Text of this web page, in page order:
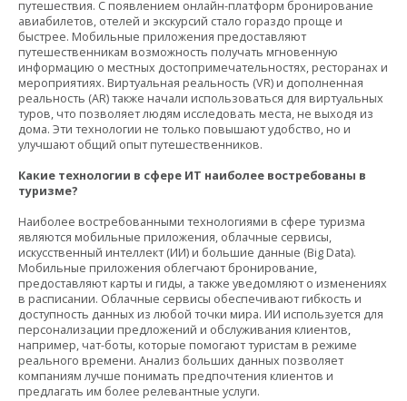
путешествия. С появлением онлайн-платформ бронирование
авиабилетов, отелей и экскурсий стало гораздо проще и
быстрее. Мобильные приложения предоставляют
путешественникам возможность получать мгновенную
информацию о местных достопримечательностях, ресторанах и
мероприятиях. Виртуальная реальность (VR) и дополненная
реальность (AR) также начали использоваться для виртуальных
туров, что позволяет людям исследовать места, не выходя из
дома. Эти технологии не только повышают удобство, но и
улучшают общий опыт путешественников.
Какие технологии в сфере ИТ наиболее востребованы в
туризме?
Наиболее востребованными технологиями в сфере туризма
являются мобильные приложения, облачные сервисы,
искусственный интеллект (ИИ) и большие данные (Big Data).
Мобильные приложения облегчают бронирование,
предоставляют карты и гиды, а также уведомляют о изменениях
в расписании. Облачные сервисы обеспечивают гибкость и
доступность данных из любой точки мира. ИИ используется для
персонализации предложений и обслуживания клиентов,
например, чат-боты, которые помогают туристам в режиме
реального времени. Анализ больших данных позволяет
компаниям лучше понимать предпочтения клиентов и
предлагать им более релевантные услуги.